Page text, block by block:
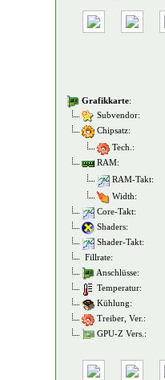
Grafikkarte:
Subvendor:
Chipsatz:
Tech.:
RAM:
RAM-Takt:
Width:
Core-Takt:
Shaders:
Shader-Takt:
Fillrate:
Anschlüsse:
Temperatur:
Kühlung:
Treiber, Ver.:
GPU-Z Vers.: